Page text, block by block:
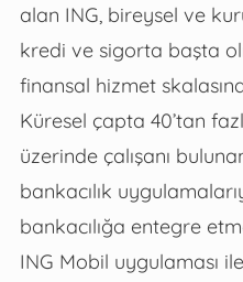
alan ING, bireysel ve
kredi ve sigorta başta
finansal hizmet
Küresel çapta 40’tan
üzerinde çalışanı
bankacılık
bankacılığa entegre
ING Mobil uygulaması